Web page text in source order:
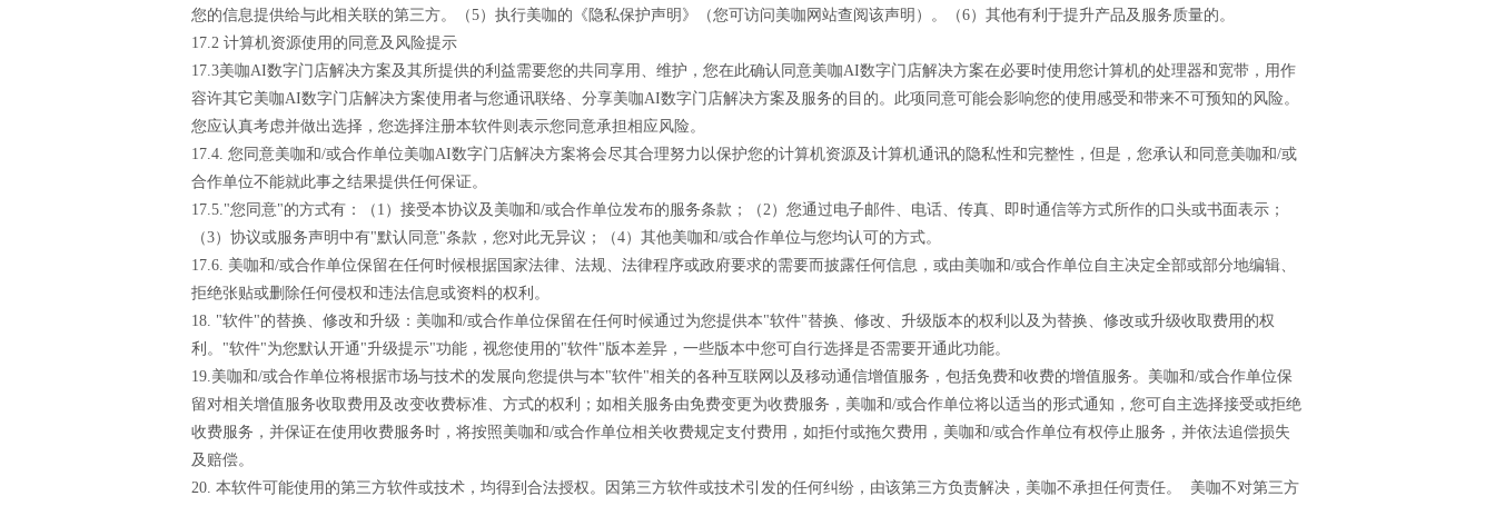
您的信息提供给与此相关联的第三方。（5）执行美咖的《隐私保护声明》（您可访问美咖网站查阅该声明）。（6）其他有利于提升产品及服务质量的。
17.2 计算机资源使用的同意及风险提示
17.3美咖AI数字门店解决方案及其所提供的利益需要您的共同享用、维护，您在此确认同意美咖AI数字门店解决方案在必要时使用您计算机的处理器和宽带，用作
容许其它美咖AI数字门店解决方案使用者与您通讯联络、分享美咖AI数字门店解决方案及服务的目的。此项同意可能会影响您的使用感受和带来不可预知的风险。
您应认真考虑并做出选择，您选择注册本软件则表示您同意承担相应风险。
17.4. 您同意美咖和/或合作单位美咖AI数字门店解决方案将会尽其合理努力以保护您的计算机资源及计算机通讯的隐私性和完整性，但是，您承认和同意美咖和/或
合作单位不能就此事之结果提供任何保证。
17.5."您同意"的方式有：（1）接受本协议及美咖和/或合作单位发布的服务条款；（2）您通过电子邮件、电话、传真、即时通信等方式所作的口头或书面表示；
（3）协议或服务声明中有"默认同意"条款，您对此无异议；（4）其他美咖和/或合作单位与您均认可的方式。
17.6. 美咖和/或合作单位保留在任何时候根据国家法律、法规、法律程序或政府要求的需要而披露任何信息，或由美咖和/或合作单位自主决定全部或部分地编辑、
拒绝张贴或删除任何侵权和违法信息或资料的权利。
18. "软件"的替换、修改和升级：美咖和/或合作单位保留在任何时候通过为您提供本"软件"替换、修改、升级版本的权利以及为替换、修改或升级收取费用的权
利。"软件"为您默认开通"升级提示"功能，视您使用的"软件"版本差异，一些版本中您可自行选择是否需要开通此功能。
19.美咖和/或合作单位将根据市场与技术的发展向您提供与本"软件"相关的各种互联网以及移动通信增值服务，包括免费和收费的增值服务。美咖和/或合作单位保
留对相关增值服务收取费用及改变收费标准、方式的权利；如相关服务由免费变更为收费服务，美咖和/或合作单位将以适当的形式通知，您可自主选择接受或拒绝
收费服务，并保证在使用收费服务时，将按照美咖和/或合作单位相关收费规定支付费用，如拒付或拖欠费用，美咖和/或合作单位有权停止服务，并依法追偿损失
及赔偿。
20. 本软件可能使用的第三方软件或技术，均得到合法授权。因第三方软件或技术引发的任何纠纷，由该第三方负责解决，美咖不承担任何责任。 美咖不对第三方